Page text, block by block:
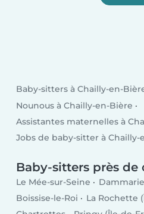
Baby-sitters à Chailly-en-
Nounous à Chailly-en-Bière
Assistantes maternelles à
Jobs de baby-sitter à Chailly-
Baby-sitters près de
Le Mée-sur-Seine
Boissise-le-Roi
La Rochette